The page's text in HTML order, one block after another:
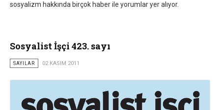
sosyalizm hakkında birçok haber ile yorumlar yer alıyor.
Sosyalist İşçi 423. sayı
SAYILAR 02 KASIM 2011